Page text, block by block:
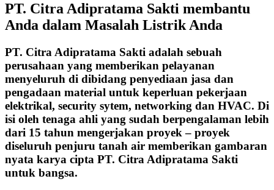
PT. Citra Adipratama Sakti membantu
Anda dalam Masalah Listrik Anda
PT. Citra Adipratama Sakti adalah sebuah
perusahaan yang memberikan pelayanan
menyeluruh di dibidang penyediaan jasa dan
pengadaan material untuk keperluan pekerjaan
elektrikal, security sytem, networking dan HVAC. Di
isi oleh tenaga ahli yang sudah berpengalaman lebih
dari 15 tahun mengerjakan proyek – proyek
diseluruh penjuru tanah air memberikan gambaran
nyata karya cipta PT. Citra Adipratama Sakti
untuk bangsa.